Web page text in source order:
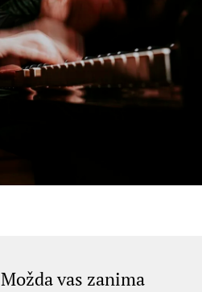
Možda vas zanima